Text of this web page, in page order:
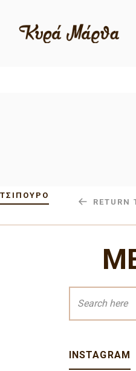
ΤΣΊΠΟΥΡΟ
RETURN
INSTAGRAM